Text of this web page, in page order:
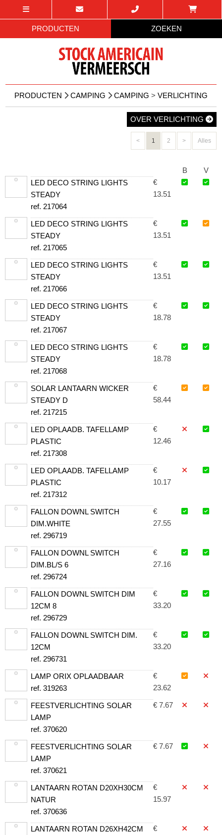
PRODUCTEN ZOEKEN
PRODUCTEN CAMPING CAMPING > VERLICHTING
OVER VERLICHTING
< 1 2 > Alles
V
B
LED DECO STRING LIGHTS
STEADY
ref. 217064
€
13.51
LED DECO STRING LIGHTS
STEADY
ref. 217065
€
13.51
LED DECO STRING LIGHTS
STEADY
ref. 217066
€
13.51
LED DECO STRING LIGHTS
STEADY
ref. 217067
€
18.78
LED DECO STRING LIGHTS
STEADY
ref. 217068
€
18.78
SOLAR LANTAARN WICKER
STEADY D
ref. 217215
€
58.44
LED OPLAADB. TAFELLAMP
PLASTIC
ref. 217308
€
12.46
LED OPLAADB. TAFELLAMP
PLASTIC
ref. 217312
€
10.17
FALLON DOWNL SWITCH
DIM.WHITE
ref. 296719
€
27.55
FALLON DOWNL SWITCH
DIM.BL/S 6
ref. 296724
€
27.16
FALLON DOWNL SWITCH DIM
12CM 8
ref. 296729
€
33.20
FALLON DOWNL SWITCH DIM.
12CM
ref. 296731
€
33.20
LAMP ORIX OPLAADBAAR
ref. 319263
€
23.62
FEESTVERLICHTING SOLAR
LAMP
ref. 370620
€ 7.67
FEESTVERLICHTING SOLAR
LAMP
ref. 370621
€ 7.67
LANTAARN ROTAN D20XH30CM
NATUR
ref. 370636
€
15.97
LANTAARN ROTAN D26XH42CM
€